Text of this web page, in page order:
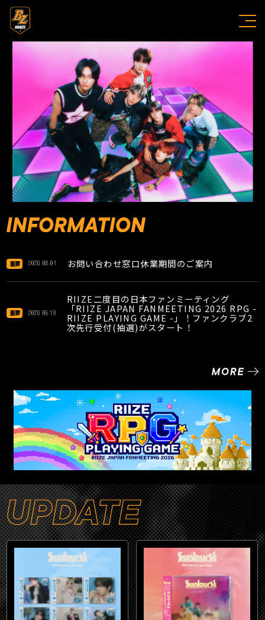
重要 2026.08.01 お問い合わせ窓口休業期間のご案内
重要 2026.05.18
RIIZE二度目の日本ファンミーティング
「RIIZE JAPAN FANMEETING 2026 RPG -
RIIZE PLAYING GAME -」！ファンクラブ2
次先行受付(抽選)がスタート！
2026』がまもなく完成！発送に伴う住所確認
重要 2026.04.24
RIIZE二度目の日本ファンミーティング
「RIIZE JAPAN FANMEETING 2026 RPG
- RIIZE PLAYING GAME -」開催決定！
BRIIZE JAPANチケット最速先行受付(抽選)
がスタート！
重要 2026.03.12 BRIIZE JAPAN発足1周年記念！継続特典がア
クリルスタンドに決定！
重要 2025.12.02
【重要】RIIZE OFFICIAL
FANCLUB「BRIIZE JAPAN」
MEMBERSHIP (JP)年会費変更に関するご案
内